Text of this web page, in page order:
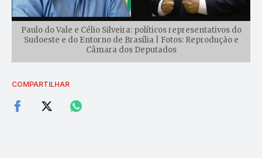
Paulo do Vale e Célio Silveira: políticos representativos do
Sudoeste e do Entorno de Brasília | Fotos: Reprodução e
Câmara dos Deputados
COMPARTILHAR